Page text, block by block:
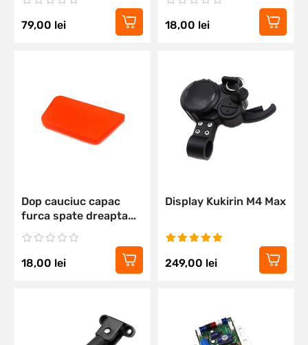
79,00 lei 18,00 lei
Dop cauciuc capac
furca spate dreapta
Kukirin M4 MAX
18,00 lei
Display Kukirin M4 Max
249,00 lei